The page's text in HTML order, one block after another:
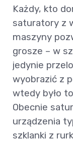
Każdy, kto
saturatory z
maszyny
grosze – w
jedynie
wyobrazić z
wtedy było
Obecnie
urządzenia
szklanki z